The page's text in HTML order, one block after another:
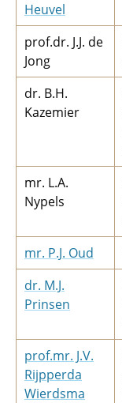
Heuvel
prof.dr. J.J. de
Jong
dr. B.H.
Kazemier
mr. L.A.
Nypels
mr. P.J. Oud
dr. M.J.
Prinsen
prof.mr. J.V.
Rijpperda
Wierdsma